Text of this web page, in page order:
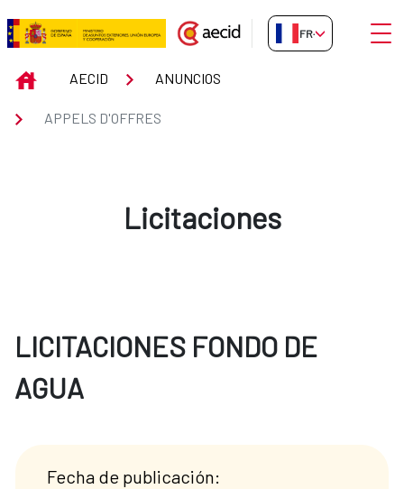
Saut au contenu principal
Appels d&#39;Offres
FR-FR
INICIOAECID ANUNCIOS
APPELS D'OFFRES
Licitaciones
LICITACIONES FONDO DE
AGUA
Fecha de publicación: